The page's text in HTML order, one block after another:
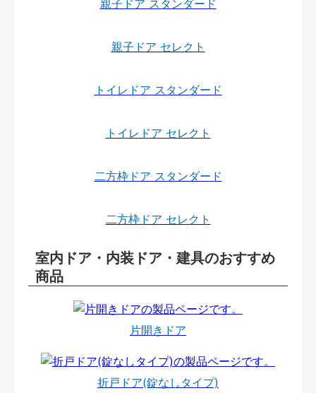
親子ドア スタンダード
親子ドア セレクト
トイレドア スタンダード
トイレドア セレクト
二方枠ドア スタンダード
二方枠ドア セレクト
室内ドア・内装ドア・建具のおすすめ
商品
片開きドア
折戸ドア(錠なしタイプ)